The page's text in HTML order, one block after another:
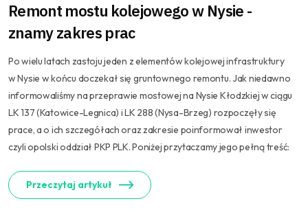
Remont mostu kolejowego w Nysie -
znamy zakres prac
Po wielu latach zastoju jeden z elementów kolejowej infrastruktury
w Nysie w końcu doczekał się gruntownego remontu. Jak niedawno
informowaliśmy na przeprawie mostowej na Nysie Kłodzkiej w ciągu
LK 137 (Katowice-Legnica) i LK 288 (Nysa-Brzeg) rozpoczęły się
prace, a o ich szczegółach oraz zakresie poinformował inwestor
czyli opolski oddział PKP PLK. Poniżej przytaczamy jego pełną treść:
Przeczytaj artykuł